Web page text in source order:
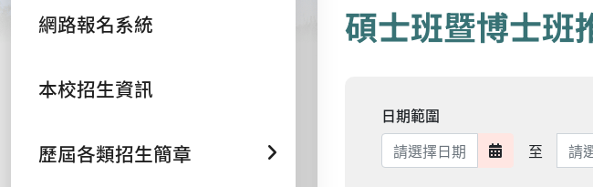
網路報名系統
本校招生資訊
歷屆各類招生簡章
碩士班暨博士班
日期範圍
日期範圍開始
至 日